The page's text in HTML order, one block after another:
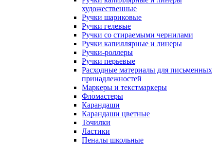
художественные
Ручки шариковые
Ручки гелевые
Ручки со стираемыми чернилами
Ручки капиллярные и линеры
Ручки-роллеры
Ручки перьевые
Расходные материалы для письменных
принадлежностей
Маркеры и текстмаркеры
Фломастеры
Карандаши
Карандаши цветные
Точилки
Ластики
Пеналы школьные